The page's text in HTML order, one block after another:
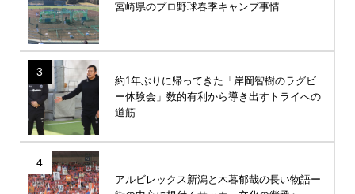
宮崎県のプロ野球春季キャンプ事情
3
約1年ぶりに帰ってきた「岸岡智樹のラグビ
ー体験会」数的有利から導き出すトライへの
道筋
4
アルビレックス新潟と木暮郁哉の長い物語ー